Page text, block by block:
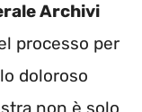
Archivi
processo per
doloroso